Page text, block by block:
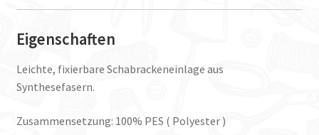
Eigenschaften
Leichte, fixierbare Schabrackeneinlage aus
Synthesefasern.
Zusammensetzung: 100% PES ( Polyester )